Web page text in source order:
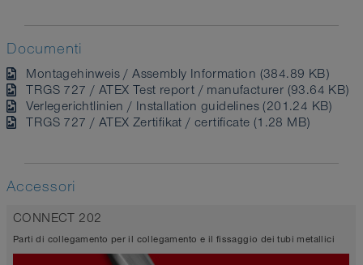
Documenti
Montagehinweis / Assembly Information (384.89 KB)
TRGS 727 / ATEX Test report / manufacturer (93.64 KB)
Verlegerichtlinien / Installation guidelines (201.24 KB)
TRGS 727 / ATEX Zertifikat / certificate (1.28 MB)
Accessori
CONNECT 202
Parti di collegamento per il collegamento e il fissaggio dei tubi metallici